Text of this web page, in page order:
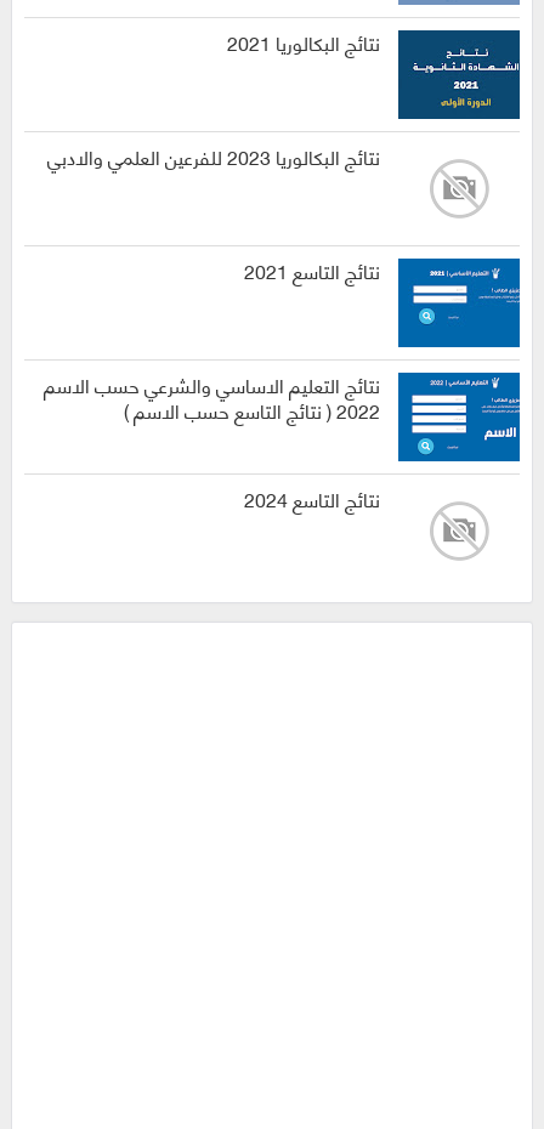
نتائج البكالوريا 2021
نتائج البكالوريا 2023 للفرعين العلمي والادبي
نتائج التاسع 2021
نتائج التعليم الاساسي والشرعي حسب الاسم
2022 ( نتائج التاسع حسب الاسم )
نتائج التاسع 2024